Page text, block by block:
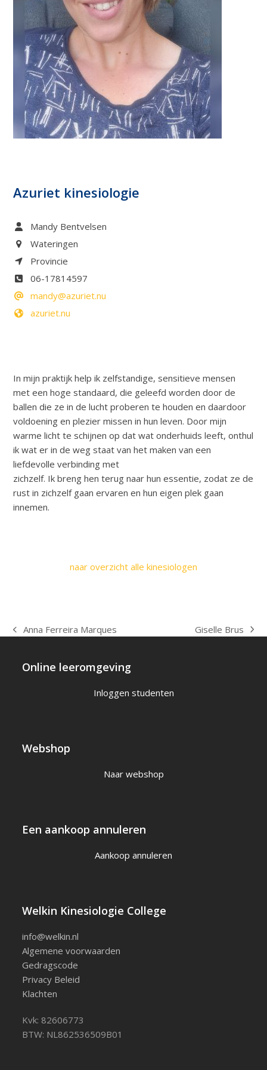
Azuriet kinesiologie
Mandy Bentvelsen
Wateringen
Provincie
06-17814597
mandy@azuriet.nu
azuriet.nu
In mijn praktijk help ik zelfstandige, sensitieve mensen
met een hoge standaard, die geleefd worden door de
ballen die ze in de lucht proberen te houden en daardoor
voldoening en plezier missen in hun leven. Door mijn
warme licht te schijnen op dat wat onderhuids leeft, onthul
ik wat er in de weg staat van het maken van een
liefdevolle verbinding met
zichzelf. Ik breng hen terug naar hun essentie, zodat ze de
rust in zichzelf gaan ervaren en hun eigen plek gaan
innemen.
naar overzicht alle kinesiologen
previous
Anna Ferreira Marques
next
Giselle Brus
Online leeromgeving
Inloggen studenten
Webshop
Naar webshop
Een aankoop annuleren
Aankoop annuleren
Welkin Kinesiologie College
info@welkin.nl
Algemene voorwaarden
Gedragscode
Privacy Beleid
Klachten
Kvk: 82606773
BTW: NL862536509B01